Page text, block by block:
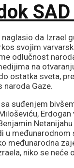
SAD
da Izrael
svojim
odlučnost
na
ostatka sveta,
naroda Gaze.
suđenjem
Erdogan
u međunarodnom
međunarodna
niko se neće